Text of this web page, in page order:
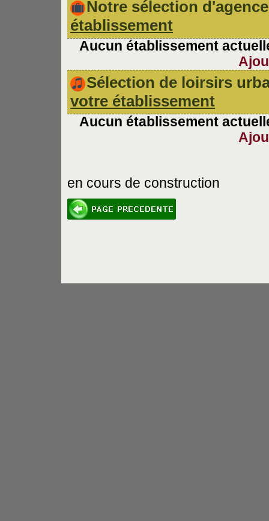
Notre sélection
établissement
Aucun établissement
Sélection de loirsirs
votre établissement
Aucun établissement
en cours de construction